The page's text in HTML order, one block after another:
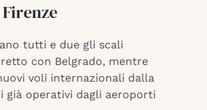
tutti e due gli scali
con Belgrado, mentre
voli internazionali dalla
già operativi dagli aeroporti